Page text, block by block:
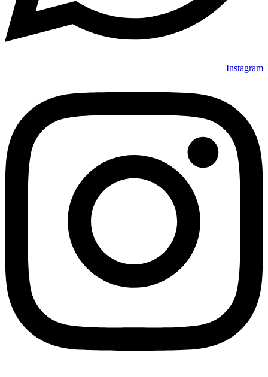
Instagram